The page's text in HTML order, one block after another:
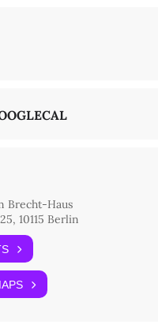
Brecht-Haus
10115 Berlin